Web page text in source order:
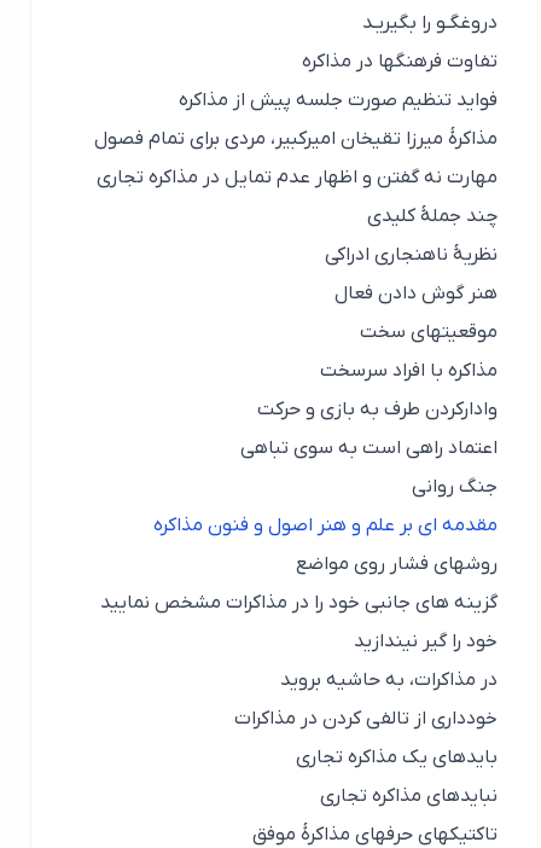
دروغگـو را بگيریـد
تفاوت فرهنگها در مذاکره
فواید تنظيم صورت جلسه پيش از مذاکره
مذاکرۀ ميرزا تقیخان اميرکبير، مردی برای تمام فصول
مهارت نه گفتن و اظهار عدم تمایل در مذاکره تجاری
چند جملۀ کليدی
نظریۀ ناهنجاری ادراکی
هنر گوش دادن فعال
موقعيتهای سخت
مذاکره با افراد سرسخت
وادارکردن طرف به بازی و حرکت
اعتماد راهی است به سوی تباهی
جنگ روانی
مقدمه ای بر علم و هنر اصول و فنون مذاکره
روشهای فشار روی مواضع
گزینه های جانبی خود را در مذاکرات مشخص نمایيد
خود را گير نيندازید
در مذاکرات، به حاشيه بروید
خودداری از تالفی کردن در مذاکرات
بایدهای یك مذاکره تجاری
نبایدهای مذاکره تجاری
تاکتيكهای حرفهای مذاکرۀ موفق